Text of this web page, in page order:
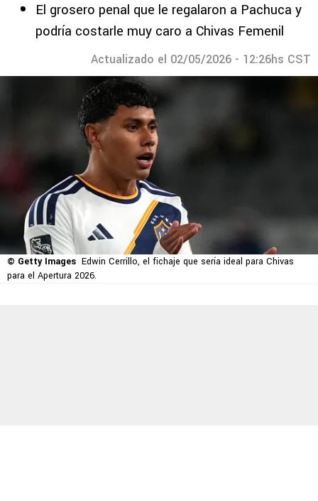
El grosero penal que le regalaron a Pachuca y
podría costarle muy caro a Chivas Femenil
Actualizado el 02/05/2026 - 12:26hs CST
© Getty Images Edwin Cerrillo, el fichaje que sería ideal para Chivas
para el Apertura 2026.